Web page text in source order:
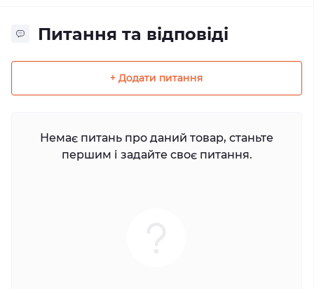
Питання та відповіді
+ Додати питання
Немає питань про даний товар, станьте
першим і задайте своє питання.